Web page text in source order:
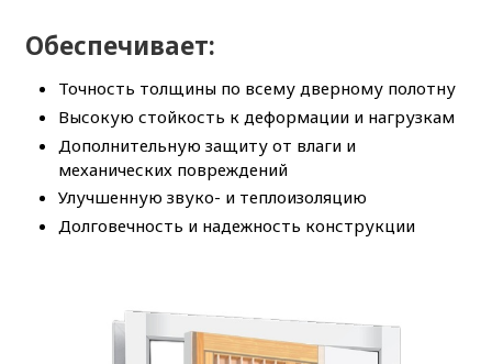
Обеспечивает:
Точность толщины по всему дверному полотну
Высокую стойкость к деформации и нагрузкам
Дополнительную защиту от влаги и
механических повреждений
Улучшенную звуко- и теплоизоляцию
Долговечность и надежность конструкции